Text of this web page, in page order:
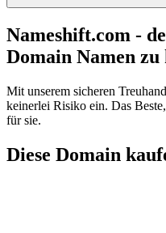
Nameshift.com -
Domain Namen zu
Mit unserem sicheren
keinerlei Risiko ein. Das
für sie.
Diese Domain